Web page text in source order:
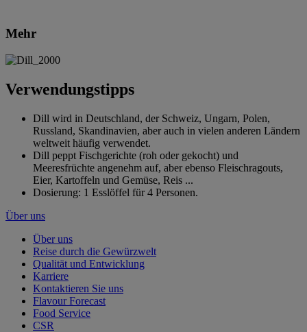
Mehr
Verwendungstipps
Dill wird in Deutschland, der Schweiz, Ungarn, Polen,
Russland, Skandinavien, aber auch in vielen anderen Ländern
weltweit häufig verwendet.
Dill peppt Fischgerichte (roh oder gekocht) und
Meeresfrüchte angenehm auf, aber ebenso Fleischragouts,
Eier, Kartoffeln und Gemüse, Reis ...
Dosierung: 1 Esslöffel für 4 Personen.
Über uns
Über uns
Reise durch die Gewürzwelt
Qualität und Entwicklung
Karriere
Kontaktieren Sie uns
Flavour Forecast
Food Service
CSR